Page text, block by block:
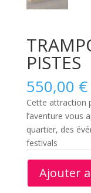
PISTES
550,00 €
Cette attraction
l’aventure vous
quartier, des
festivals
Ajouter